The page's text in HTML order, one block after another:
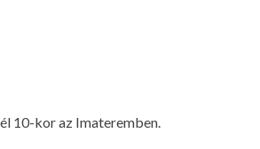
10-kor az Imateremben.